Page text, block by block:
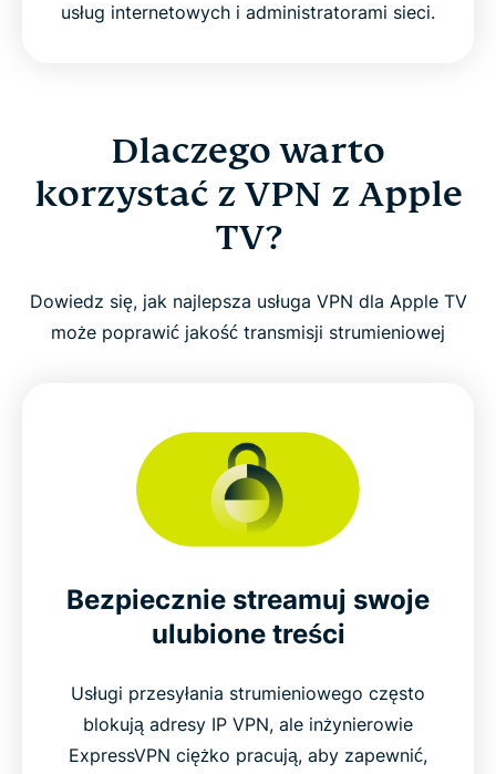
usług internetowych i administratorami sieci.
Dlaczego warto
korzystać z VPN z Apple
TV?
Dowiedz się, jak najlepsza usługa VPN dla Apple TV
może poprawić jakość transmisji strumieniowej
Bezpiecznie streamuj swoje
ulubione treści
Usługi przesyłania strumieniowego często
blokują adresy IP VPN, ale inżynierowie
ExpressVPN ciężko pracują, aby zapewnić,